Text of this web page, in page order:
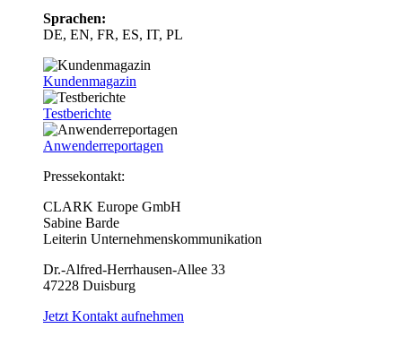
Sprachen:
DE, EN, FR, ES, IT, PL
Kundenmagazin
Testberichte
Anwenderreportagen
Pressekontakt:
CLARK Europe GmbH
Sabine Barde
Leiterin Unternehmenskommunikation
Dr.-Alfred-Herrhausen-Allee 33
47228 Duisburg
Jetzt Kontakt aufnehmen